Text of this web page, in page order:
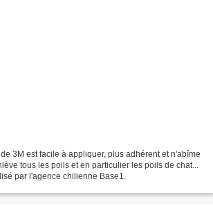
3M est facile à appliquer, plus adhérent et n'abîme
tous les poils et en particulier les poils de chat...
par l'agence chilienne Base1.